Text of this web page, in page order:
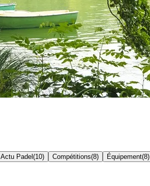
Actu Padel (10) Compétitions(8) Équipement(8)